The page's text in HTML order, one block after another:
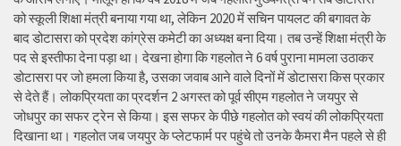
को स्कूली शिक्षा मंत्री बनाया गया था, लेकिन 2020 में सचिन पायलट की बगावत के
बाद डोटासरा को प्रदेश कांग्रेस कमेटी का अध्यक्ष बना दिया। तब उन्हें शिक्षा मंत्री के
पद से इस्तीफा देना पड़ा था। देखना होगा कि गहलोत ने 6 वर्ष पुराना मामला उठाकर
डोटासरा पर जो हमला किया है, उसका जवाब आने वाले दिनों में डोटासरा किस प्रकार
से देते हैं। लोकप्रियता का प्रदर्शन 2 अगस्त को पूर्व सीएम गहलोत ने जयपुर से
जोधपुर का सफर ट्रेन से किया। इस सफर के पीछे गहलोत को स्वयं की लोकप्रियता
दिखाना था। गहलोत जब जयपुर के प्लेटफार्म पर पहुंचे तो उनके कैमरा मैन पहले से ही